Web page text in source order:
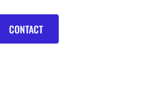
CONTACT
Contact